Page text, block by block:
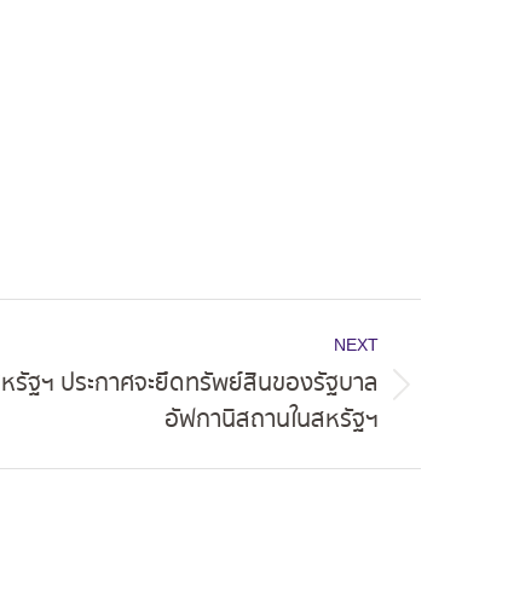
NEXT
รัฐฯ ประกาศจะยึดทรัพย์สินของรัฐบาล
อัฟกานิสถานในสหรัฐฯ